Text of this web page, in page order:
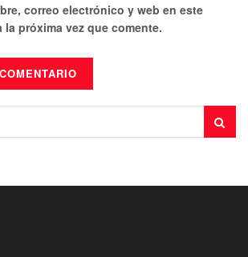
correo electrónico y web en este
la próxima vez que comente.